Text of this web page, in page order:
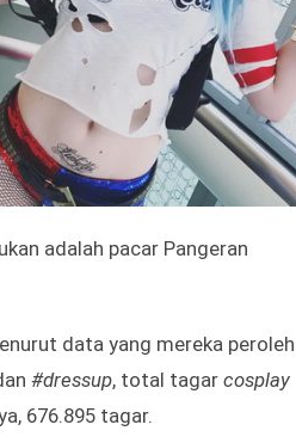
adalah pacar Pangeran
data yang mereka peroleh
#dressup, total tagar cosplay
676.895 tagar.